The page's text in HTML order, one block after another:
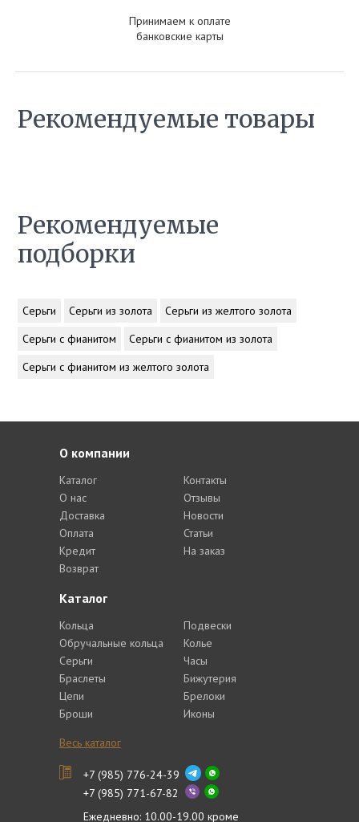
Принимаем к оплате
банковские карты
Рекомендуемые товары
Рекомендуемые
подборки
Серьги Серьги из золота
Серьги из желтого золота
Серьги с фианитом
Серьги с фианитом из золота
Серьги с фианитом из желтого золота
Каталог
Кольца
Обручальные кольца
Серьги
Браслеты
Цепи
Броши
Подвески
Колье
Часы
Бижутерия
Брелоки
Иконы
Весь каталог
О компании
Каталог
О нас
Доставка
Оплата
Кредит
Возврат
Контакты
Отзывы
Новости
Статьи
На заказ
+7 (985) 776-24-39
+7 (985) 771-67-82
Ежедневно: 10.00-19.00 кроме